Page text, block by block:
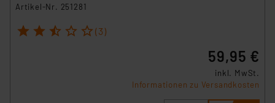
Artikel-Nr. 251281
1 2 3 4 5 (3)
59,95 €
inkl. MwSt.
Informationen zu Versandkosten